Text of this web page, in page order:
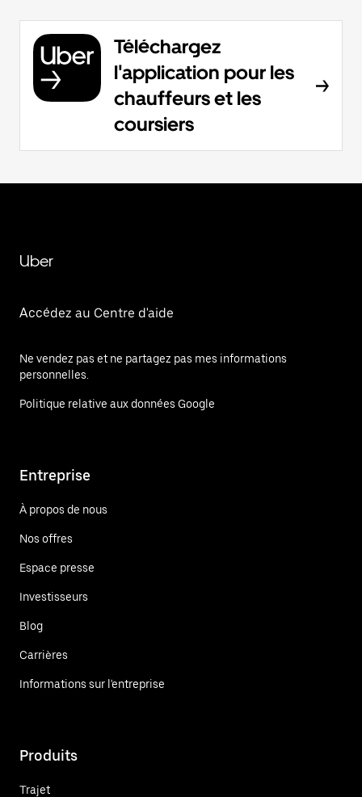
Téléchargez
l'application pour les
chauffeurs et les
coursiers
Uber
Accédez au Centre d'aide
Ne vendez pas et ne partagez pas mes informations
personnelles.
Politique relative aux données Google
Entreprise
À propos de nous
Nos offres
Espace presse
Investisseurs
Blog
Carrières
Informations sur l'entreprise
Produits
Trajet